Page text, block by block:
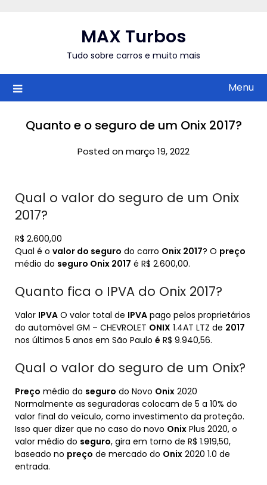
MAX Turbos
Tudo sobre carros e muito mais
Menu
Quanto e o seguro de um Onix 2017?
Posted on março 19, 2022
Qual o valor do seguro de um Onix
2017?
R$ 2.600,00
Qual é o valor do seguro do carro Onix 2017? O preço
médio do seguro Onix 2017 é R$ 2.600,00.
Quanto fica o IPVA do Onix 2017?
Valor IPVA O valor total de IPVA pago pelos proprietários
do automóvel GM – CHEVROLET ONIX 1.4AT LTZ de 2017
nos últimos 5 anos em São Paulo é R$ 9.940,56.
Qual o valor do seguro de um Onix?
Preço médio do seguro do Novo Onix 2020
Normalmente as seguradoras colocam de 5 a 10% do
valor final do veículo, como investimento da proteção.
Isso quer dizer que no caso do novo Onix Plus 2020, o
valor médio do seguro, gira em torno de R$ 1.919,50,
baseado no preço de mercado do Onix 2020 1.0 de
entrada.